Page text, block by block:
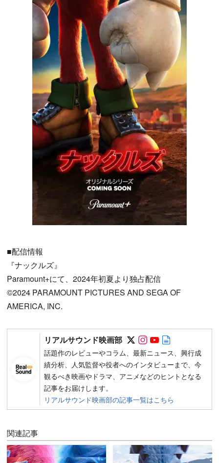
■配信情報
『ナックルズ』
Paramount+にて、2024年初夏より独占配信
©︎2024 PARAMOUNT PICTURES AND SEGA OF
AMERICA, INC.
リアルサウンド映画部 Follow on SNS
Follow on SNS
Follow on
話題作のレビューやコラム、最新ニュース、興行成
績分析、人気監督や役者へのインタビューまで、今
観るべき映画やドラマ、アニメなどのヒントとなる
記事をお届けします。
リアルサウンド映画部の記事一覧はこちら
関連記事